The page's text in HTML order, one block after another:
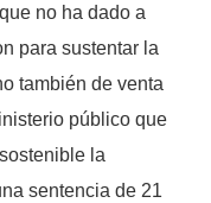
no ha dado a
para sustentar la
también de venta
público que
la
sentencia de 21